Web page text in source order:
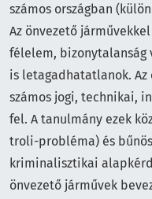
számos országban
Az önvezető
félelem, bizonytalanság
is letagadhatatlanok. Az
számos jogi, technikai,
fel. A tanulmány ezek
troli-probléma) és
kriminalisztikai
önvezető járművek